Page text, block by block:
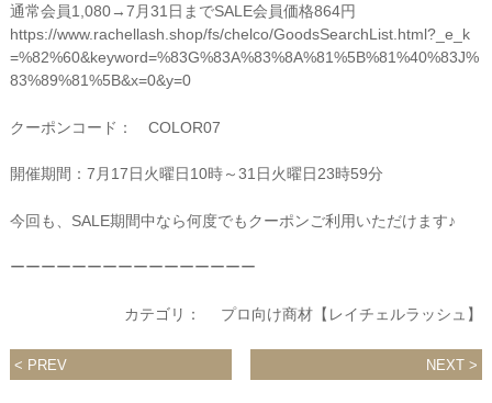
通常会員1,080→7月31日までSALE会員価格864円
https://www.rachellash.shop/fs/chelco/GoodsSearchList. html?_e_k
=%82%60&keyword=%83G%83A%83%8A%81%5B%81%40%83J%
83%89%81%5B&x=0&y=0
クーポンコード： COLOR07
開催期間：7月17日火曜日10時～31日火曜日23時59分
今回も、 SALE期間中なら何度でもクーポンご利用いただけます♪
ーーーーーーーーーーーーーーーー
カテゴリ： プロ向け商材【レイチェルラッシュ】
PREV NEXT